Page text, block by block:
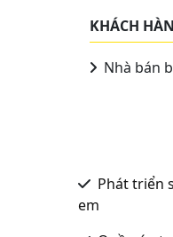
KHÁCH
Nhà bán
Phát triển
em